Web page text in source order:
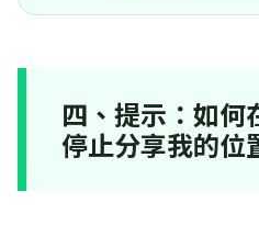
四、提示：如
停止分享我的位